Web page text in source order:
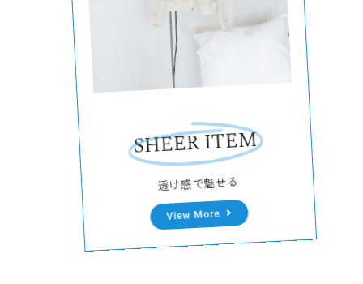
SHEER ITEM
透け感で魅せる
View More